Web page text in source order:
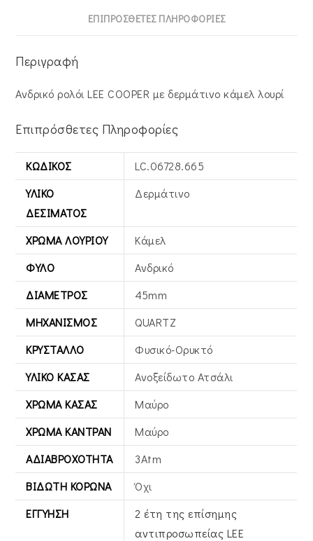
ΕΠΙΠΡΌΣΘΕΤΕΣ ΠΛΗΡΟΦΟΡΊΕΣ
Περιγραφή
Ανδρικό ρολόι LEE COOPER με δερμάτινο κάμελ λουρί
Επιπρόσθετες Πληροφορίες
ΚΩΔΙΚΌΣ
LC.06728.665
ΥΛΙΚΌ
ΔΕΣΊΜΑΤΟΣ
Δερμάτινο
ΧΡΏΜΑ ΛΟΥΡΙΟΎ
Κάμελ
ΦΎΛΟ
Ανδρικό
ΔΙΆΜΕΤΡΟΣ
45mm
ΜΗΧΑΝΙΣΜΌΣ
QUARTZ
ΚΡΎΣΤΑΛΛΟ
Φυσικό-Ορυκτό
ΥΛΙΚΌ ΚΆΣΑΣ
Ανοξείδωτο Ατσάλι
ΧΡΏΜΑ ΚΆΣΑΣ
Μαύρο
ΧΡΏΜΑ ΚΑΝΤΡΆΝ
Μαύρο
ΑΔΙΑΒΡΟΧΌΤΗΤΑ
3Atm
ΒΙΔΩΤΉ ΚΟΡΏΝΑ
Όχι
ΕΓΓΎΗΣΗ
2 έτη της επίσημης
αντιπροσωπείας LEE